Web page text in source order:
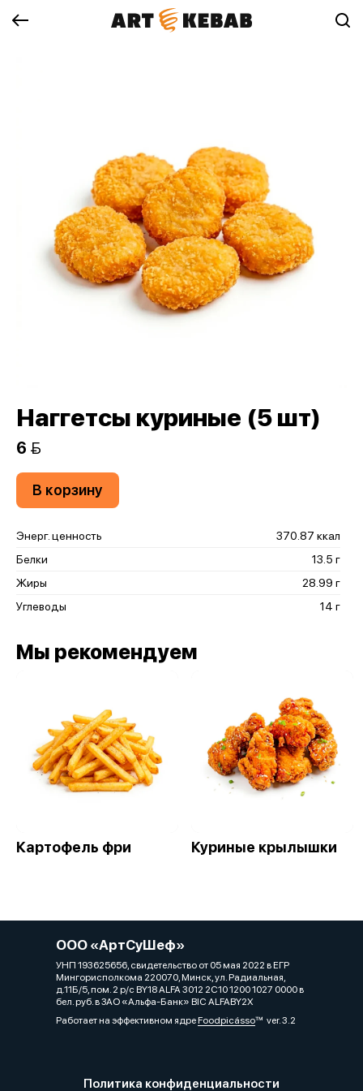
Наггетсы куриные (5 шт)
6 
В корзину
Энерг. ценность
370.87 ккал
Белки
13.5 г
Жиры
28.99 г
Углеводы
14 г
Мы рекомендуем
Картофель фри Куриные крылышки
ООО «АртСуШеф»
УНП 193625656, свидетельство от 05 мая 2022 в ЕГР
Мингорисполкома 220070, Минск, ул. Радиальная,
д.11Б/5, пом. 2 р/с BY18 ALFA 3012 2C10 1200 1027 0000 в
бел. руб. в ЗАО «Альфа-Банк» BIC ALFABY2X
Работает на эффективном ядреFoodpicássover. 3.2
Политика конфиденциальности